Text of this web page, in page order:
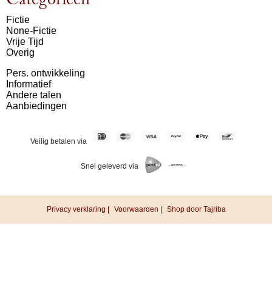
Fictie
None-Fictie
Vrije Tijd
Overig
Pers. ontwikkeling
Informatief
Andere talen
Aanbiedingen
Veilig betalen via
Snel geleverd via
Privacy verklaring | Voorwaarden | Shop door Tajriba